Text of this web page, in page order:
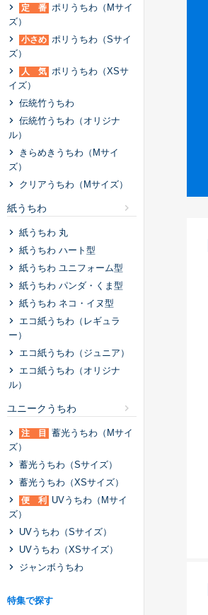
定 番 ポリうちわ（Mサイ
ズ）
小さめ ポリうちわ（Sサイ
ズ）
人 気 ポリうちわ（XSサ
イズ）
伝統⽵うちわ
伝統⽵うちわ（オリジナ
ル）
きらめきうちわ（Mサイ
ズ）
クリアうちわ（Mサイズ）
紙うちわ
紙うちわ 丸
紙うちわ ハート型
紙うちわ ユニフォーム型
紙うちわ パンダ・くま型
紙うちわ ネコ・イヌ型
エコ紙うちわ（レギュラ
ー）
エコ紙うちわ（ジュニア）
エコ紙うちわ（オリジナ
ル）
ユニークうちわ
注 目
蓄光うちわ（Mサイ
ズ）
蓄光うちわ（Sサイズ）
蓄光うちわ（XSサイズ）
便 利
UVうちわ（Mサイ
ズ）
UVうちわ（Sサイズ）
UVうちわ（XSサイズ）
ジャンボうちわ
特集で探す